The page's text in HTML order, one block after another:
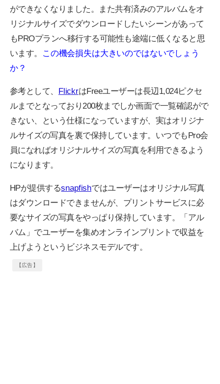
ができなくなりました。また共有済みのアルバムをオ
リジナルサイズでダウンロードしたいシーンがあって
もPROプランへ移行する可能性も途端に低くなると思
います。
この機会損失は大きいのではないでしょう
か？
参考として、 FlickrはFreeユーザーは長辺1,024ピクセ
ルまでとなっており200枚までしか画面で一覧確認がで
きない、という仕様になっていますが、実はオリジナ
ルサイズの写真を裏で保持しています。いつでもPro会
員になればオリジナルサイズの写真を利用できるよう
になります。
HPが提供するsnapfishではユーザーはオリジナル写真
はダウンロードできませんが、プリントサービスに必
要なサイズの写真をやっぱり保持しています。「アル
バム」でユーザーを集めオンラインプリントで収益を
上げようというビジネスモデルです。
【広告】